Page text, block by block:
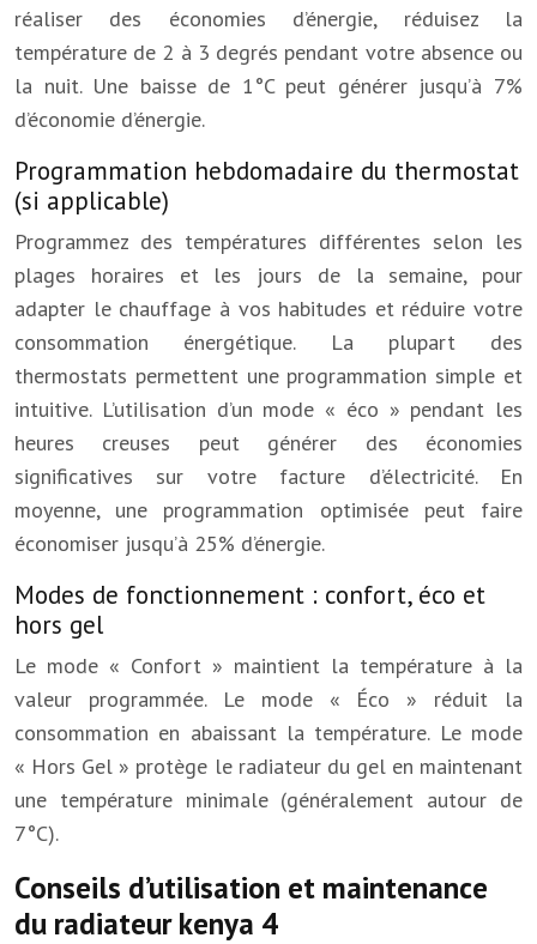
réaliser des économies d’énergie, réduisez la
température de 2 à 3 degrés pendant votre absence ou
la nuit. Une baisse de 1°C peut générer jusqu’à 7%
d’économie d’énergie.
Programmation hebdomadaire du thermostat
(si applicable)
Programmez des températures différentes selon les
plages horaires et les jours de la semaine, pour
adapter le chauffage à vos habitudes et réduire votre
consommation énergétique. La plupart des
thermostats permettent une programmation simple et
intuitive. L’utilisation d’un mode « éco » pendant les
heures creuses peut générer des économies
significatives sur votre facture d’électricité. En
moyenne, une programmation optimisée peut faire
économiser jusqu’à 25% d’énergie.
Modes de fonctionnement : confort, éco et
hors gel
Le mode « Confort » maintient la température à la
valeur programmée. Le mode « Éco » réduit la
consommation en abaissant la température. Le mode
« Hors Gel » protège le radiateur du gel en maintenant
une température minimale (généralement autour de
7°C).
Conseils d’utilisation et maintenance
du radiateur kenya 4